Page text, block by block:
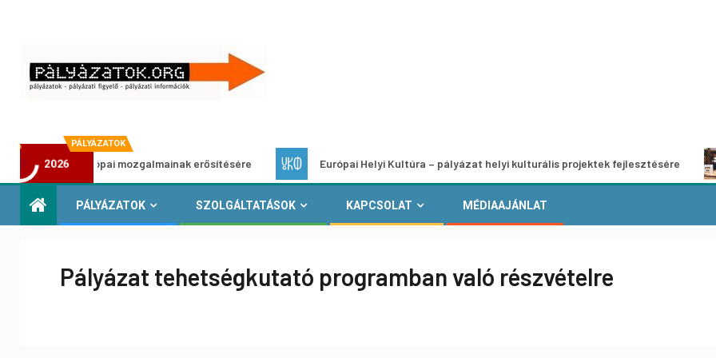
PÁLYÁZATOK
2026
európai mozgalmainak erősítésére Európai Helyi Kultúra – pályázat helyi kulturális projektek fejlesztésére A
PÁLYÁZATOK SZOLGÁLTATÁSOK KAPCSOLAT MÉDIAAJÁNLAT
Pályázat tehetségkutató programban való részvételre